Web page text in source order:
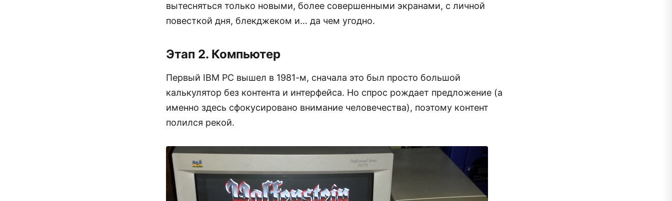
вытесняться только новыми, более совершенными экранами, с личной
повесткой дня, блекджеком и… да чем угодно.
Этап 2. Компьютер
Первый IBM PC вышел в 1981-м, сначала это был просто большой
калькулятор без контента и интерфейса. Но спрос рождает предложение (а
именно здесь сфокусировано внимание человечества), поэтому контент
полился рекой.